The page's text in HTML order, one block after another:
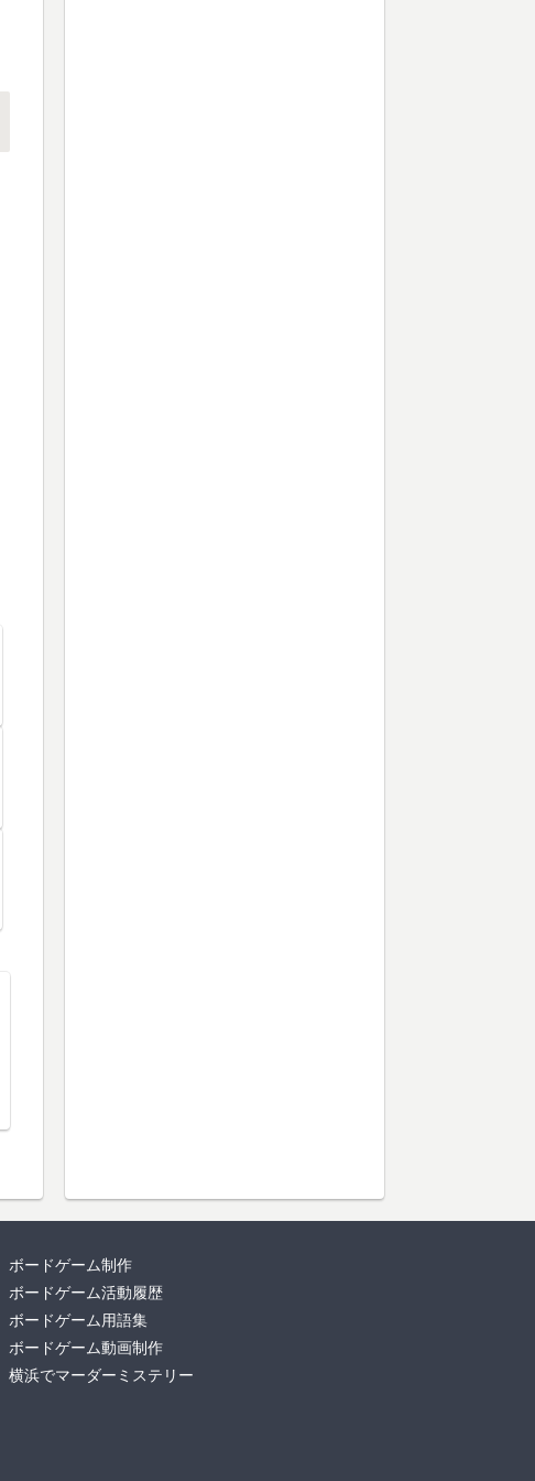
ボードゲーム制作
ボードゲーム活動履歴
ボードゲーム用語集
ボードゲーム動画制作
横浜でマーダーミステリー